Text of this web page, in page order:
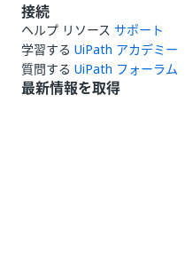
接続
ヘルプ リソース サポート
学習する UiPath アカデミー
質問する UiPath フォーラム
最新情報を取得